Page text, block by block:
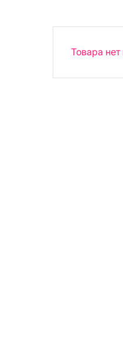
Товара